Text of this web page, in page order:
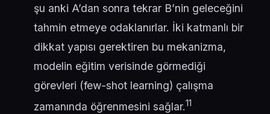
şu anki A’dan sonra tekrar B’nin geleceğini
tahmin etmeye odaklanırlar. İki katmanlı bir
dikkat yapısı gerektiren bu mekanizma,
modelin eğitim verisinde görmediği
görevleri (few-shot learning) çalışma
zamanında öğrenmesini sağlar.11